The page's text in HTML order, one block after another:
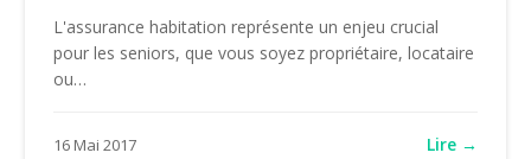
L'assurance habitation représente un enjeu crucial
pour les seniors, que vous soyez propriétaire, locataire
ou…
16 Mai 2017 Lire →